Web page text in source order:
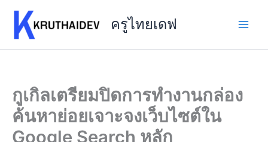
content
ครูไทยเดฟ
กูเกิลเตรียมปิดการทำงานกล่อง
ค้นหาย่อยเจาะจงเว็บไซต์ใน
Google Search หลัก